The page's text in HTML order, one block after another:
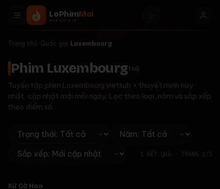
LoPhimMoi
PHIM HAY 1 LÒ
⌕
Trang chủ Quốc gia Luxembourg
Phim Luxembourg1 bộ
Tuyển tập phim Luxembourg vietsub + thuyết minh hay
nhất, cập nhật mới mỗi ngày. Lọc theo loại, năm và sắp xếp
theo điểm số.
1 KẾT QUẢ · TRANG 1 /1
★6.2
Xứ Cờ Hoa